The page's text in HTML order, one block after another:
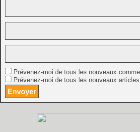
Prévenez-moi de tous les nouveaux
Prévenez-moi de tous les nouveaux